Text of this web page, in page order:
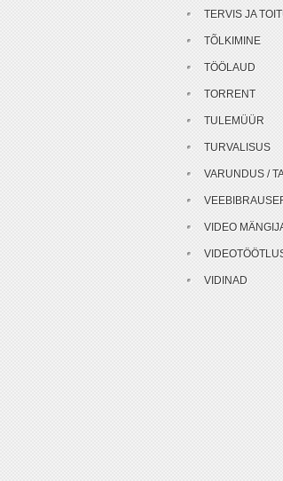
TERVIS JA
TÕLKIMINE
TÖÖLAUD
TORRENT
TULEMÜÜR
TURVALISUS
VARUNDUS /
VIDEO
VIDINAD